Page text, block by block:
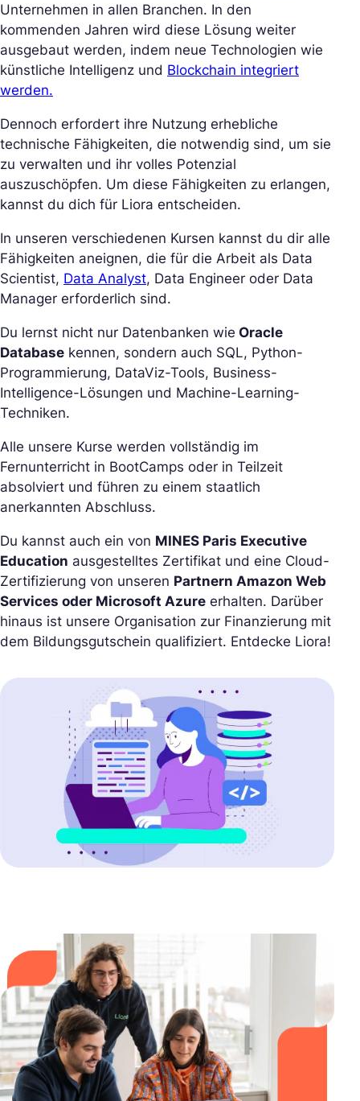
Unternehmen in allen Branchen. In den
kommenden Jahren wird diese Lösung weiter
ausgebaut werden, indem neue Technologien wie
künstliche Intelligenz und Blockchain integriert
werden.
Dennoch erfordert ihre Nutzung erhebliche
technische Fähigkeiten, die notwendig sind, um sie
zu verwalten und ihr volles Potenzial
auszuschöpfen. Um diese Fähigkeiten zu erlangen,
kannst du dich für Liora entscheiden.
In unseren verschiedenen Kursen kannst du dir alle
Fähigkeiten aneignen, die für die Arbeit als Data
Scientist, Data Analyst, Data Engineer oder Data
Manager erforderlich sind.
Du lernst nicht nur Datenbanken wie Oracle
Database kennen, sondern auch SQL, Python-
Programmierung, DataViz-Tools, Business-
Intelligence-Lösungen und Machine-Learning-
Techniken.
Alle unsere Kurse werden vollständig im
Fernunterricht in BootCamps oder in Teilzeit
absolviert und führen zu einem staatlich
anerkannten Abschluss.
Du kannst auch ein von MINES Paris Executive
Education ausgestelltes Zertifikat und eine Cloud-
Zertifizierung von unseren Partnern Amazon Web
Services oder Microsoft Azure erhalten. Darüber
hinaus ist unsere Organisation zur Finanzierung mit
dem Bildungsgutschein qualifiziert. Entdecke Liora!